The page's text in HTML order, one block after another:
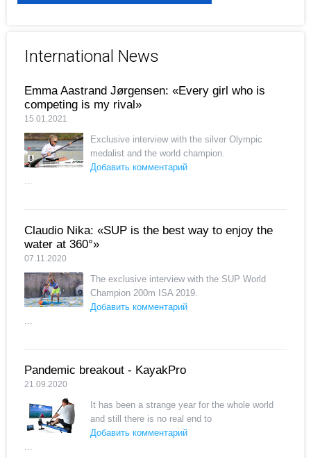
International News
Emma Aastrand Jørgensen: «Every girl who is
competing is my rival»
15.01.2021
Exclusive interview with the silver Olympic
medalist and the world champion.
Добавить комментарий
Claudio Nika: «SUP is the best way to enjoy the
water at 360°»
07.11.2020
The exclusive interview with the SUP World
Champion 200m ISA 2019.
Добавить комментарий
Pandemic breakout - KayakPro
21.09.2020
It has been a strange year for the whole world
and still there is no real end to
Добавить комментарий